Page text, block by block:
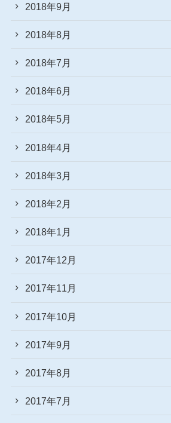
2018年9月
2018年8月
2018年7月
2018年6月
2018年5月
2018年4月
2018年3月
2018年2月
2018年1月
2017年12月
2017年11月
2017年10月
2017年9月
2017年8月
2017年7月